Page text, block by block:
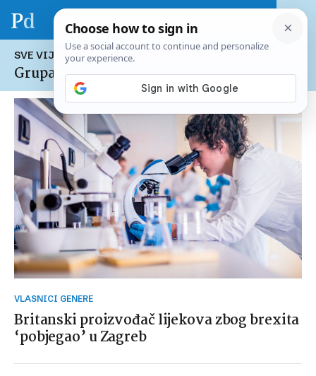
SVE VIJESTI NA TEMU:
Grupa Genera
VLASNICI GENERE
Britanski proizvođač lijekova zbog brexita
‘pobjegao’ u Zagreb